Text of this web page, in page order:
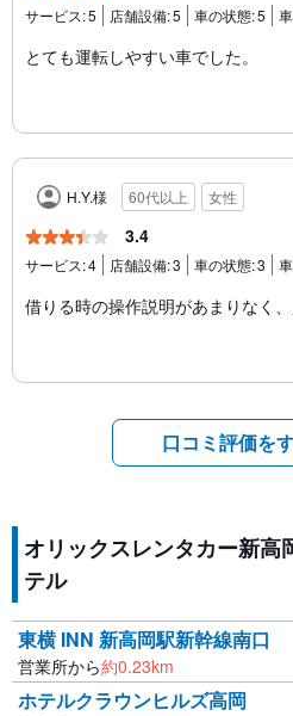
サービス:5 店舗設備:5 車の状態:5
とても運転しやすい車でした。
H.Y.様 60代以上 女性
3.4
サービス:4 店舗設備:3 車の状態:3
借りる時の操作説明があまりなく、
口コミ評価を
オリックスレンタカー新高
テル
東横 INN 新高岡駅新幹線南口
営業所から約0.23km
ホテルクラウンヒルズ高岡